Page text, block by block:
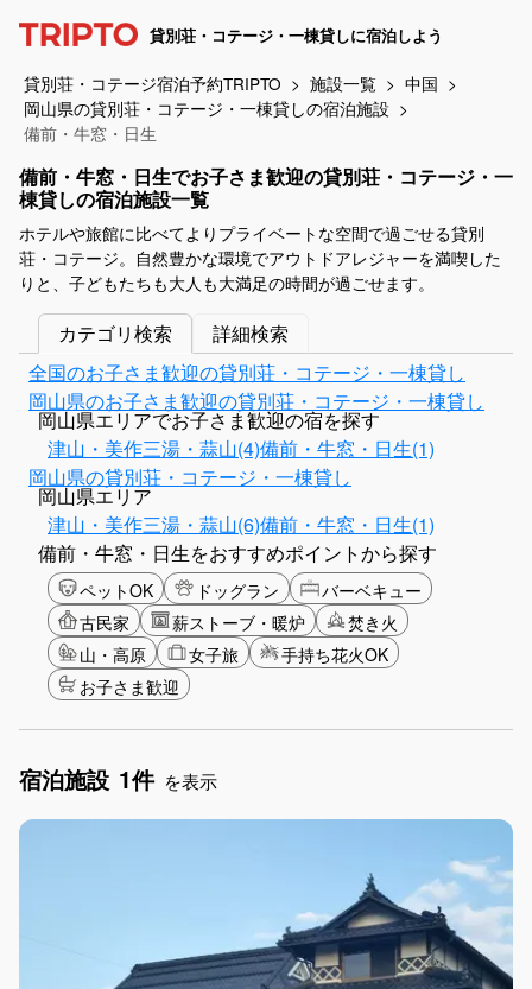
貸別荘・コテージ・一棟貸しに宿泊しよう
貸別荘・コテージ宿泊予約TRIPTO 施設一覧
中国
岡山県の貸別荘・コテージ・一棟貸しの宿泊施設
備前・牛窓・日生
備前・牛窓・日生でお子さま歓迎の貸別荘・コテージ・一
棟貸しの宿泊施設一覧
ホテルや旅館に比べてよりプライベートな空間で過ごせる貸別
荘・コテージ。自然豊かな環境でアウトドアレジャーを満喫した
りと、子どもたちも大人も大満足の時間が過ごせます。
カテゴリ検索
詳細検索
全国のお子さま歓迎の貸別荘・コテージ・一棟貸し
岡山県のお子さま歓迎の貸別荘・コテージ・一棟貸し
岡山県エリアでお子さま歓迎の宿を探す
津山・美作三湯・蒜山(4)備前・牛窓・日生(1)
岡山県の貸別荘・コテージ・一棟貸し
岡山県エリア
津山・美作三湯・蒜山(6)備前・牛窓・日生(1)
備前・牛窓・日生をおすすめポイントから探す
ペットOK ドッグラン
バーベキュー
古民家
薪ストーブ・暖炉
焚き火
山・高原
女子旅
手持ち花火OK
お子さま歓迎
宿泊施設 1件 を表示